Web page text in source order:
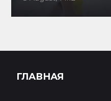
ГЛАВНАЯ